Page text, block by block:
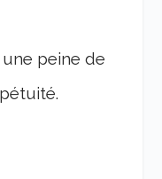
peine de